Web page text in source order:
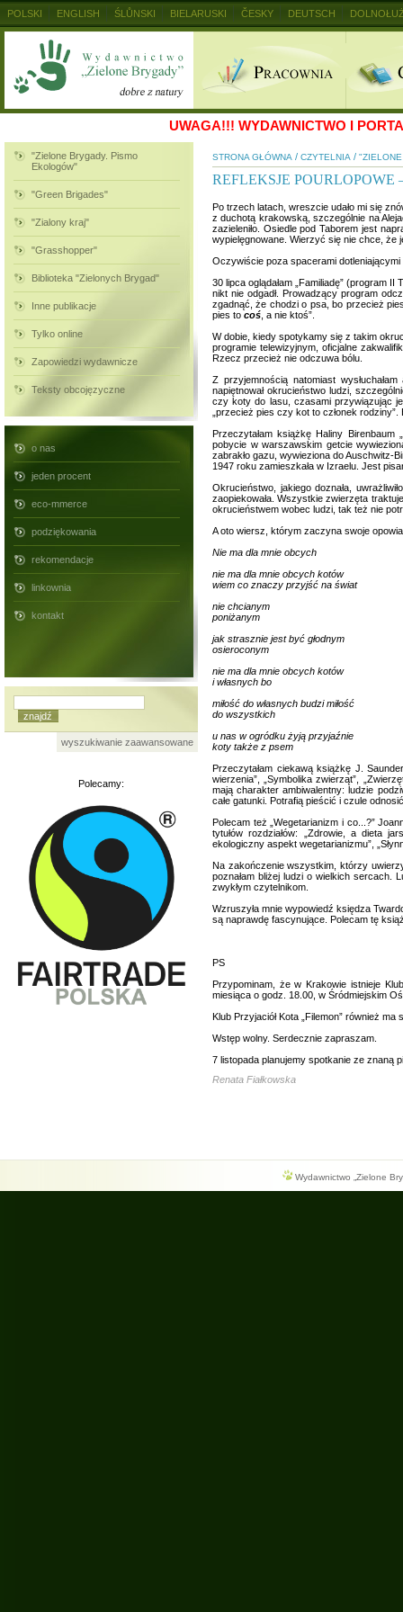
UWAGA!!! WYDAWNICTWO I
"Zielone Brygady. Pismo
Ekologów"
"Green Brigades"
"Zialony kraj"
"Grasshopper"
Biblioteka "Zielonych Brygad"
Inne publikacje
Tylko online
Zapowiedzi wydawnicze
Teksty obcojęzyczne
o nas
jeden procent
eco-mmerce
podziękowania
rekomendacje
linkownia
kontakt
wyszukiwanie zaawansowane
Polecamy:
STRONA GŁÓWNA / CZYTELNIA /
REFLEKSJE POURLOPOWE
Po trzech latach, wreszcie udało mi się
z duchotą krakowską, szczególnie na
zazieleniło. Osiedle pod Taborem jest
wypielęgnowane. Wierzyć się nie chce, że
Oczywiście poza spacerami dotleniającymi
30 lipca oglądałam „Familiadę” (program II
nikt nie odgadł. Prowadzący program
zgadnąć, że chodzi o psa, bo przecież
pies to coś , a nie ktoś”.
W dobie, kiedy spotykamy się z takim
programie telewizyjnym, oficjalne
Rzecz przecież nie odczuwa bólu.
Z przyjemnością natomiast
napiętnował okrucieństwo ludzi,
czy koty do lasu, czasami przywiązując
„przecież pies czy kot to członek
Przeczytałam książkę Haliny Birenbaum
pobycie w warszawskim getcie
zabrakło gazu, wywieziona do Auschwitz-
1947 roku zamieszkała w Izraelu. Jest
Okrucieństwo, jakiego doznała,
zaopiekowała. Wszystkie zwierzęta
okrucieństwem wobec ludzi, tak też nie
A oto wiersz, którym zaczyna swoje
Nie ma dla mnie obcych
nie ma dla mnie obcych kotów
wiem co znaczy przyjść na świat
nie chcianym
poniżanym
jak strasznie jest być głodnym
osieroconym
nie ma dla mnie obcych kotów
i własnych bo
miłość do własnych budzi miłość
do wszystkich
u nas w ogródku żyją przyjaźnie
koty także z psem
Przeczytałam ciekawą książkę J.
wierzenia”, „Symbolika zwierząt”,
mają charakter ambiwalentny: ludzie
całe gatunki. Potrafią pieścić i czule
Polecam też „Wegetarianizm i co...?”
tytułów rozdziałów: „Zdrowie, a dieta
ekologiczny aspekt wegetarianizmu”,
Na zakończenie wszystkim, którzy
poznałam bliżej ludzi o wielkich sercach.
zwykłym czytelnikom.
Wzruszyła mnie wypowiedź księdza
są naprawdę fascynujące. Polecam tę
PS
Przypominam, że w Krakowie istnieje
miesiąca o godz. 18.00, w Śródmiejskim
Klub Przyjaciół Kota „Filemon” również
Wstęp wolny. Serdecznie zapraszam.
7 listopada planujemy spotkanie ze znaną
Renata Fiałkowska
Wydawnictwo „Zielone
POLSKI ENGLISH ŚLŮNSKI BIELARUSKI ČESKY DEUTSCH